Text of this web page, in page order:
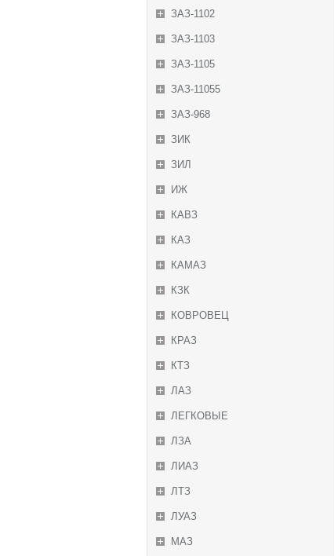
ЗАЗ-1102
ЗАЗ-1103
ЗАЗ-1105
ЗАЗ-11055
ЗАЗ-968
ЗИК
ЗИЛ
ИЖ
КАВЗ
КАЗ
КАМАЗ
КЗК
КОВРОВЕЦ
КРАЗ
КТЗ
ЛАЗ
ЛЕГКОВЫЕ
ЛЗА
ЛИАЗ
ЛТЗ
ЛУАЗ
МАЗ